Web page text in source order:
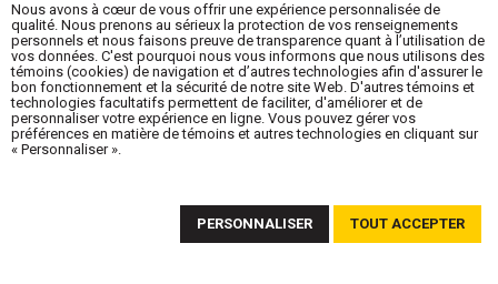
Nous avons à cœur de vous offrir une expérience personnalisée de
qualité. Nous prenons au sérieux la protection de vos renseignements
personnels et nous faisons preuve de transparence quant à l’utilisation de
vos données. C'est pourquoi nous vous informons que nous utilisons des
témoins (cookies) de navigation et d’autres technologies afin d'assurer le
bon fonctionnement et la sécurité de notre site Web. D'autres témoins et
technologies facultatifs permettent de faciliter, d'améliorer et de
personnaliser votre expérience en ligne. Vous pouvez gérer vos
préférences en matière de témoins et autres technologies en cliquant sur
« Personnaliser ».